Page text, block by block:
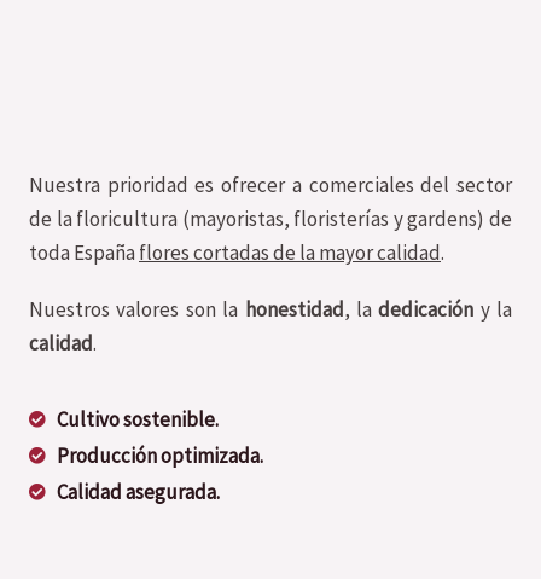
Nuestra prioridad es ofrecer a comerciales del sector
de la floricultura (mayoristas, floristerías y gardens) de
toda Españaflores cortadas de la mayor calidad.
Nuestros valores son la honestidad, ladedicación y la
calidad.
Cultivo sostenible.
Producción optimizada.
Calidad asegurada.